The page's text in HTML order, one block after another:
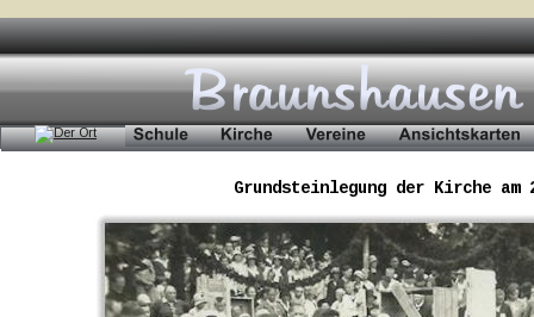
Grundsteinlegung der Kirche am